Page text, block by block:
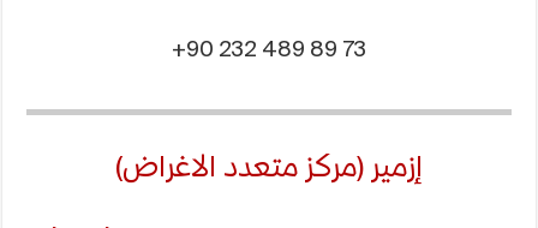
+90 232 489 89 73
إزمير (مركز متعدد الاغراض)